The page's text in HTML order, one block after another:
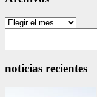
Archivos
noticias recientes